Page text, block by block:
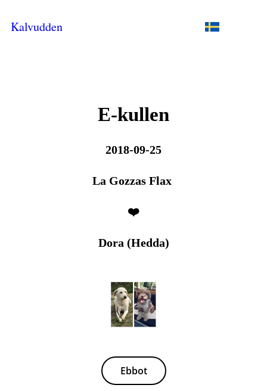
Kalvudden
E-kullen
2018-09-25
La Gozzas Flax
❤️
Dora (Hedda)
Ebbot